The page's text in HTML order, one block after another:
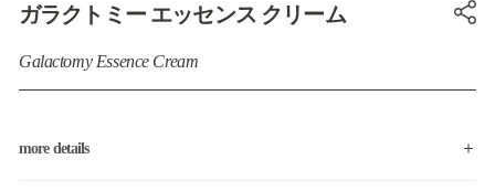
ガラクトミー エッセンス クリーム
Galactomy Essence Cream
more details